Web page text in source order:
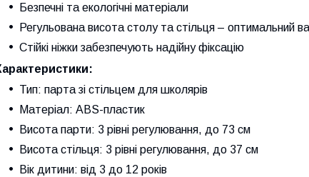
Безпечні та екологічні матеріали
Регульована висота столу та стільця – оптимальний
Стійкі ніжки забезпечують надійну фіксацію
Тип: парта зі стільцем для школярів
Матеріал: ABS-пластик
Висота парти: 3 рівні регулювання, до 73 см
Висота стільця: 3 рівні регулювання, до 37 см
Вік дитини: від 3 до 12 років